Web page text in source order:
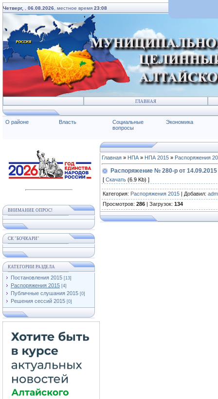
Четверг, 06.08.2026 , местное время 23:08
ГЛАВНАЯ
О районе Власть
Социальные
вопросы
Экономика
ВНИМАНИЕ ОПРОС!
СК "БОЧКАРИ"
КАТЕГОРИИ РАЗДЕЛА
Постановления 2015 [13]
Распоряжения 2015 [4]
Публичные слушания 2015 [0]
Решения сессий 2015 [0]
Главная » НПА » НПА 2015 » Распоряжения
Распоряжение № 280-р от 14.09.2015
[ Скачать (6.9 Kb) ]
Категория: Распоряжения 2015 | Добавил:
Просмотров: 286 | Загрузок: 134